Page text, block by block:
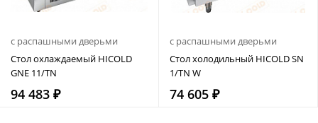
с распашными дверьми
Стол охлаждаемый HICOLD
GNE 11/TN
94 483 ₽
с распашными дверьми
Стол холодильный HICOLD SN
1/TN W
74 605 ₽